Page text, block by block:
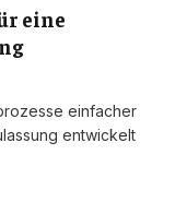
eine
einfacher
entwickelt